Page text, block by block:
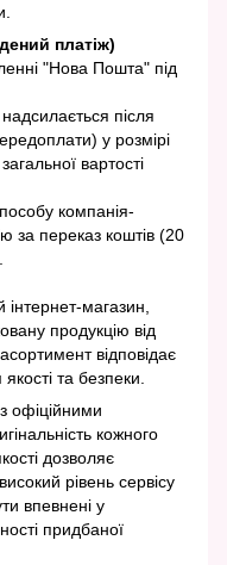
платіж)
"Нова Пошта" під
після
у розмірі
вартості
компанія-
за переказ коштів (20
інтернет-магазин,
продукцію від
відповідає
та безпеки.
офіційними
кожного
дозволяє
рівень сервісу
впевнені у
придбаної